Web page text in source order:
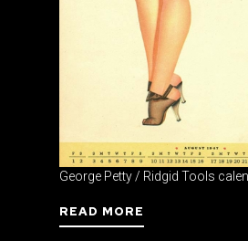
George Petty / Ridgid Tools
READ MORE